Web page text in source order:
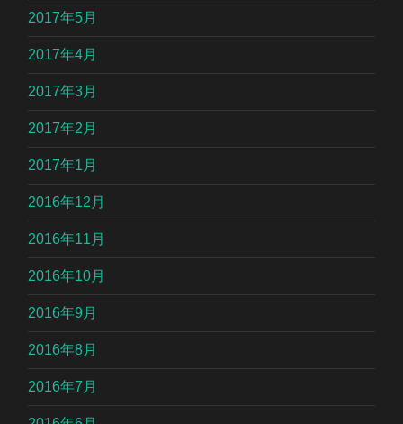
2017年5月
2017年4月
2017年3月
2017年2月
2017年1月
2016年12月
2016年11月
2016年10月
2016年9月
2016年8月
2016年7月